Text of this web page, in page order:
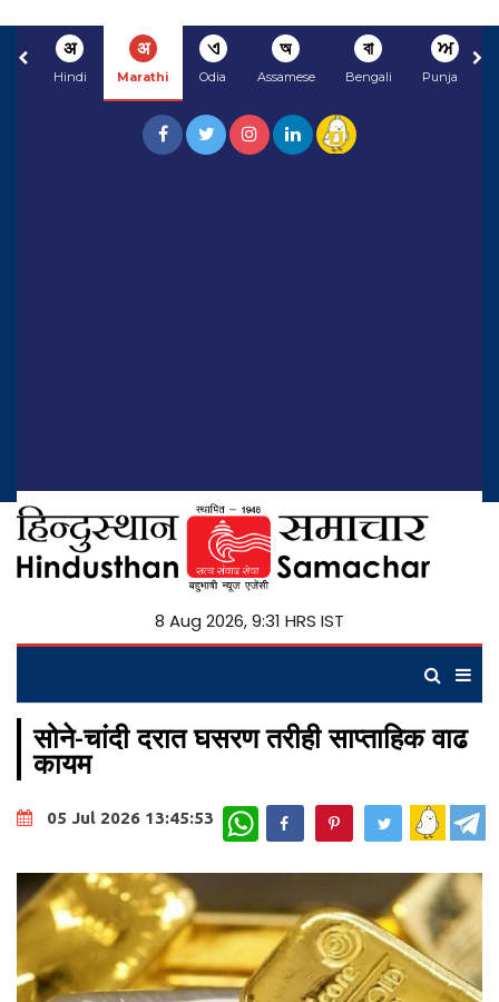
अ
Hindi
अ
Marathi
ଏ
Odia
অ
Assamese
বা
Bengali
ਅ
Punjabi
8 Aug 2026, 9:31 HRS IST
सोने-चांदी दरात घसरण तरीही साप्ताहिक वाढ
कायम
05 Jul 2026 13:45:53 WhatsApp